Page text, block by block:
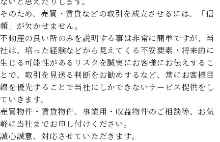
そのため、売買・賃貸などの取引を成立させるには、「信
頼」が欠かせません。
不動産の良い所のみを説明する事は非常に簡単ですが、当
社は、培った経験などから見えてくる不安要素・将来的に
生じる可能性があるリスクを誠実にお客様にお伝えするこ
とで、取引を見送る判断をお勧めするなど、常にお客様目
線を優先することで当社にしかできないサービス提供をし
ていきます。
売買物件・賃貸物件、事業用・収益物件のご相談等、お気
軽に当社までお申し付けください。
誠心誠意、対応させていただきます。